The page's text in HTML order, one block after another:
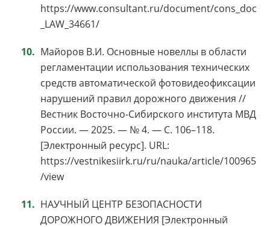
https://www.consultant.ru/document/cons_doc
_LAW_34661/
Майоров В.И. Основные новеллы в области
регламентации использования технических
средств автоматической фотовидеофиксации
нарушений правил дорожного движения //
Вестник Восточно-Сибирского института МВД
России. — 2025. — № 4. — С. 106–118.
[Электронный ресурс]. URL:
https://vestnikesiirk.ru/ru/nauka/article/100965
/view
НАУЧНЫЙ ЦЕНТР БЕЗОПАСНОСТИ
ДОРОЖНОГО ДВИЖЕНИЯ [Электронный